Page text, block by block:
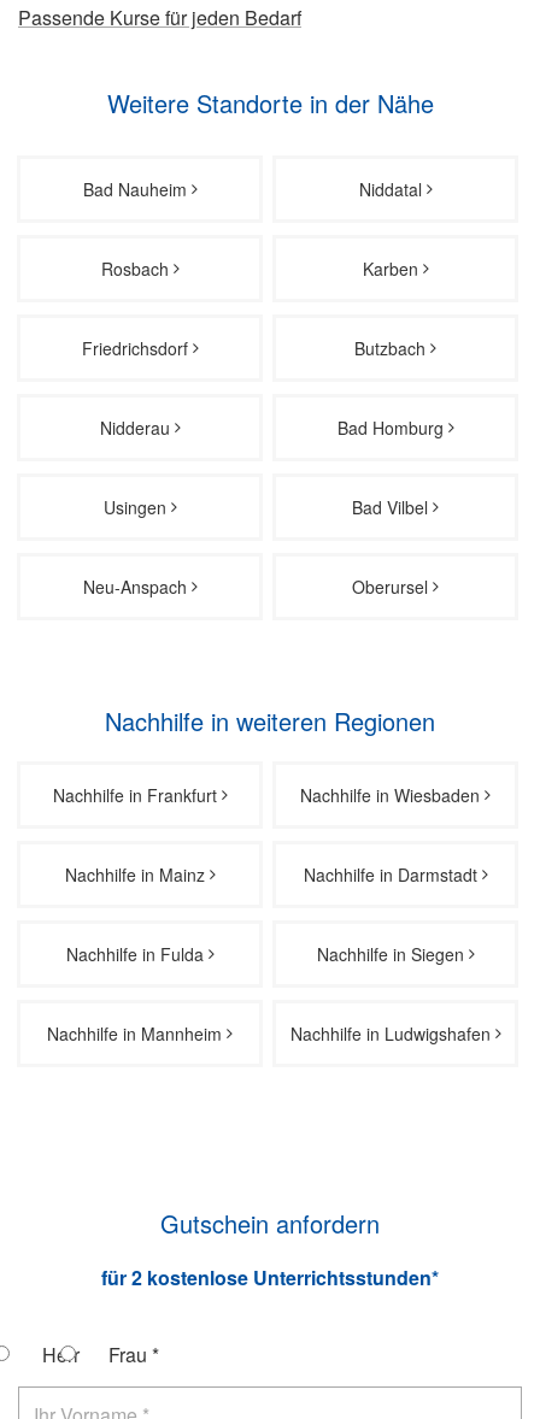
Passende Kurse für jeden Bedarf
Weitere Standorte in der Nähe
Bad Nauheim Niddatal
Rosbach Karben
Friedrichsdorf Butzbach
Nidderau Bad Homburg
Usingen Bad Vilbel
Neu-Anspach Oberursel
Nachhilfe in weiteren Regionen
Nachhilfe in Frankfurt Nachhilfe in Wiesbaden
Nachhilfe in Mainz Nachhilfe in Darmstadt
Nachhilfe in Fulda Nachhilfe in Siegen
Nachhilfe in Mannheim Nachhilfe in Ludwigshafen
Gutschein anfordern
für 2 kostenlose Unterrichtsstunden*
Herr Frau *